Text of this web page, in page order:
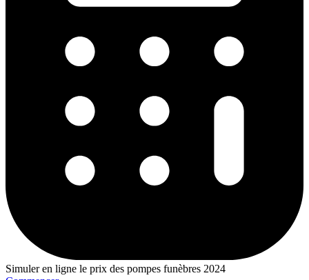
Simuler en ligne le prix des pompes funèbres 2024